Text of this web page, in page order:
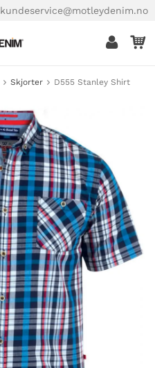
kundeservice@motleydenim.no
Skjorter D555 Stanley Shirt